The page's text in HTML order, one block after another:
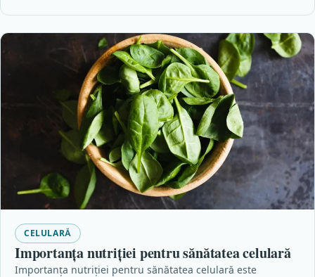
CELULARĂ
Importanța nutriției pentru sănătatea celulară
Importanța nutriției pentru sănătatea celulară este